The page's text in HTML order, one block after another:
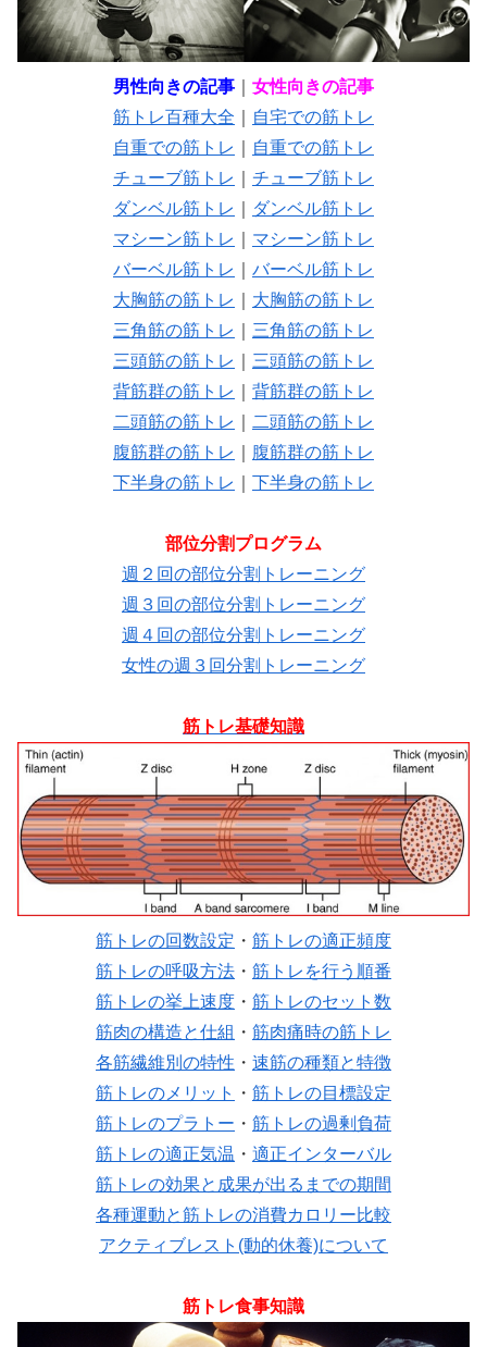
男性向きの記事
女性向きの記事
筋トレ百種大全
自宅での筋トレ
自重での筋トレ
自重での筋トレ
チューブ筋トレ
チューブ筋トレ
ダンベル筋トレ
ダンベル筋トレ
マシーン筋トレ
マシーン筋トレ
バーベル筋トレ
バーベル筋トレ
大胸筋の筋トレ
大胸筋の筋トレ
三角筋の筋トレ
三角筋の筋トレ
三頭筋の筋トレ
三頭筋の筋トレ
背筋群の筋トレ
背筋群の筋トレ
二頭筋の筋トレ
二頭筋の筋トレ
腹筋群の筋トレ
腹筋群の筋トレ
下半身の筋トレ
下半身の筋トレ
部位分割プログラム
週２回の部位分割トレーニング
週３回の部位分割トレーニング
週４回の部位分割トレーニング
女性の週３回分割トレーニング
筋トレ基礎知識
筋トレの回数設定 ・ 筋トレの適正頻度
筋トレの呼吸方法 ・ 筋トレを行う順番
筋トレの挙上速度 ・ 筋トレのセット数
筋肉の構造と仕組 ・ 筋肉痛時の筋トレ
各筋繊維別の特性 ・ 速筋の種類と特徴
筋トレのメリット
・ 筋トレの目標設定
筋トレのプラトー ・ 筋トレの過剰負荷
筋トレの適正気温 ・ 適正インターバル
筋トレの効果と成果が出るまでの期間
各種運動と筋トレの消費カロリー比較
アクティブレスト(動的休養)について
筋トレ食事知識